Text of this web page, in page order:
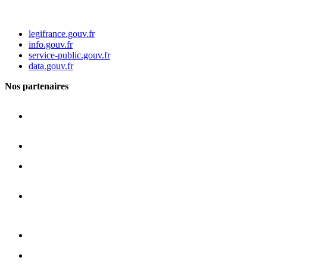
legifrance.gouv.fr
info.gouv.fr
service-public.gouv.fr
data.gouv.fr
Nos partenaires